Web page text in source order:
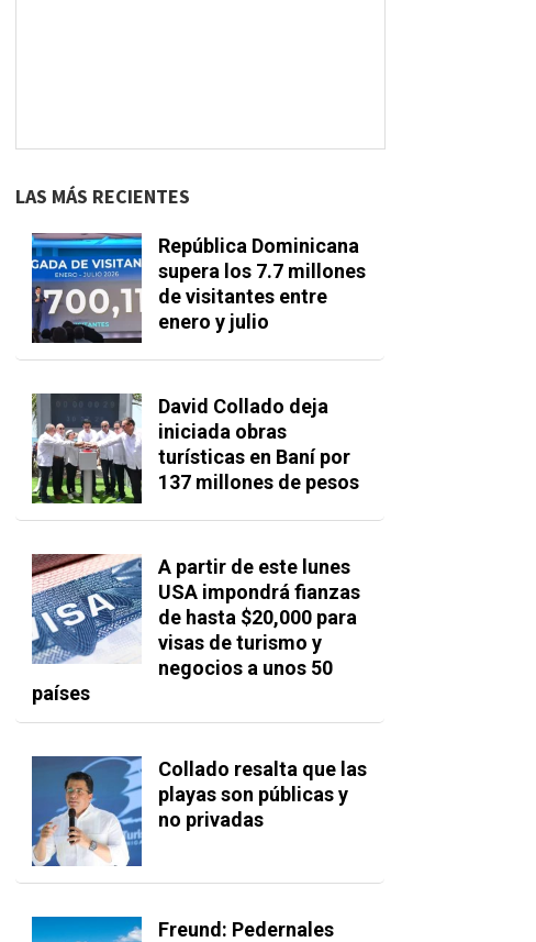
LAS MÁS RECIENTES
República Dominicana
supera los 7.7 millones
de visitantes entre
enero y julio
David Collado deja
iniciada obras
turísticas en Baní por
137 millones de pesos
A partir de este lunes
USA impondrá fianzas
de hasta $20,000 para
visas de turismo y
negocios a unos 50
países
Collado resalta que las
playas son públicas y
no privadas
Freund: Pedernales